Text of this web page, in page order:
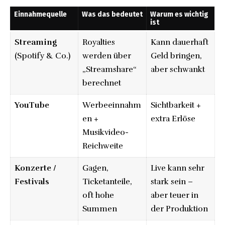
Einnahmequelle Was das bedeutet
Warum es wichtig
ist
Streaming
(Spotify & Co.)
Royalties
werden über
„Streamshare“
berechnet
Kann dauerhaft
Geld bringen,
aber schwankt
YouTube
Werbeeinnahm
en +
Musikvideo-
Reichweite
Sichtbarkeit +
extra Erlöse
Konzerte /
Festivals
Gagen,
Ticketanteile,
oft hohe
Summen
Live kann sehr
stark sein –
aber teuer in
der Produktion